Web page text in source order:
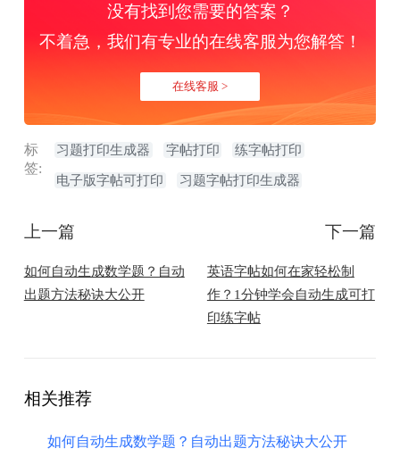
没有找到您需要的答案？
不着急，我们有专业的在线客服为您解答！
在线客服 >
标
签:
习题打印生成器 字帖打印 练字帖打印
电子版字帖可打印 习题字帖打印生成器
上一篇
​如何自动生成数学题？自动
出题方法秘诀大公开
下一篇
英语字帖如何在家轻松制
作？1分钟学会自动生成可打
印练字帖
相关推荐
​如何自动生成数学题？自动出题方法秘诀大公开